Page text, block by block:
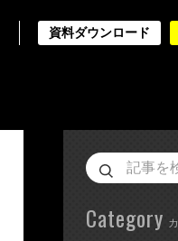
資料ダウンロード
Category